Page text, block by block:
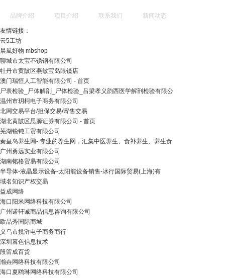
品牌介绍 项目介绍 联系我们 新闻动态
友情链接：
云5工坊
晨風好物 mbshop
聊城市太宝不锈钢有限公司
牡丹市黄陂区燕敏宝岛眼镜店
澳门瑞恒人工智能有限公司 - 首页
尸表检验_尸体解剖_尸体检验_吕梁孝义韵西医学解剖检验有限公
温州市玥柯电子商务有限公司
北网交易平台/担保交易/寄售交易
湖北黄陂区思源证券有限公司 - 首页
芜湖锐钝工贸有限公司
秦皇岛养生网- 专业的养生网，汇集中医养生、食补养生、养生食
广州勇远实业有限公司
湖南铭格贸易有限公司
半导体-液晶显示设备-太阳能设备销售-冰行国际贸易(上海)有
域名知识产权交易
益成网络
海口阳米网络科技有限公司
广州诺轩诚商品信息咨询有限公司
欧品秀国际商城
义乌市揽浒电子商务商行
深圳暮色信息技术
段留成百货
瀚垚网络科技有限公司
海口夏鸥琳网络科技有限公司